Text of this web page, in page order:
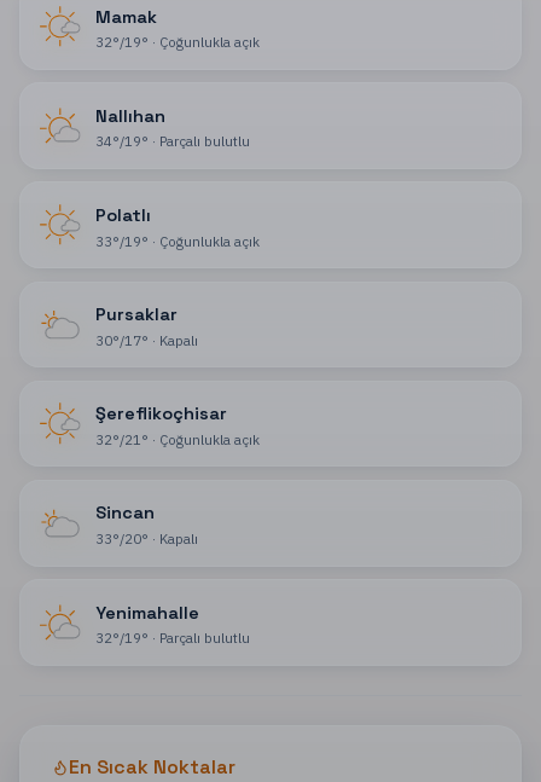
Mamak
32°/19° · Çoğunlukla açık
Nallıhan
34°/19° · Parçalı bulutlu
Polatlı
33°/19° · Çoğunlukla açık
Pursaklar
30°/17° · Kapalı
Şereflikoçhisar
32°/21 ° · Çoğunlukla açık
Sincan
33°/20° · Kapalı
Yenimahalle
32°/19° · Parçalı bulutlu
En Sıcak Noktalar